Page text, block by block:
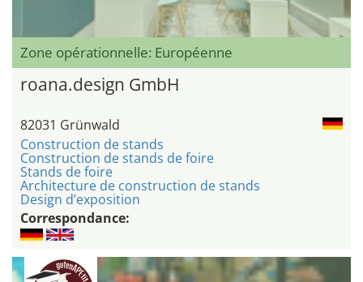
Zone opérationnelle: Européenne
roana.design GmbH
82031 Grünwald
Construction de stands
Construction de stands de foire
Stands de foire
Architecture de construction de stands
Design d’exposition
Correspondance: